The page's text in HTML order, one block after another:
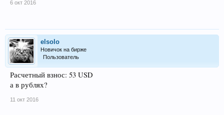
6 окт 2016
elsolo
Новичок на бирже
Пользователь
Расчетный взнос: 53 USD
а в рублях?
11 окт 2016